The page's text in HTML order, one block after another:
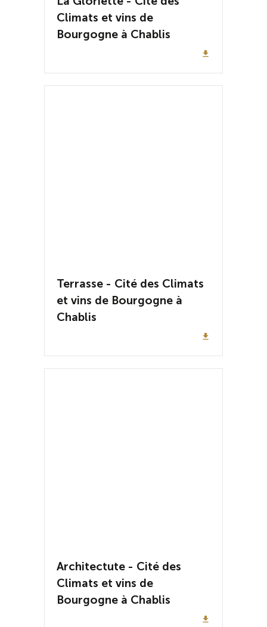
Climats et vins de
Bourgogne à Chablis
file_download
Terrasse - Cité des Climats
et vins de Bourgogne à
Chablis
file_download
Architectute - Cité des
Climats et vins de
Bourgogne à Chablis
file_download